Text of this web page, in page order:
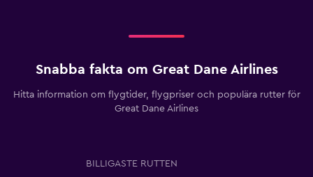
Snabba fakta om Great Dane Airlines
Hitta information om flygtider, flygpriser och populära rutter för
Great Dane Airlines
BILLIGASTE RUTTEN